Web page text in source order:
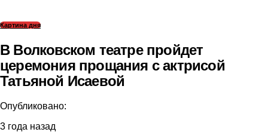
Картина дня
В Волковском театре пройдет
церемония прощания с актрисой
Татьяной Исаевой
Опубликовано:
3 года назад